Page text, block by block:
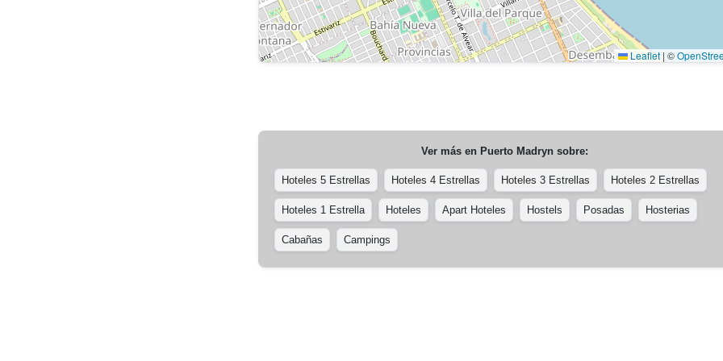
Leaflet | ©
Ver más en Puerto Madryn sobre:
Hoteles 5 Estrellas Hoteles 4 Estrellas Hoteles 3 Estrellas Hoteles 2 Estrellas
Hoteles 1 Estrella Hoteles Apart Hoteles Hostels Posadas Hosterias
Cabañas Campings